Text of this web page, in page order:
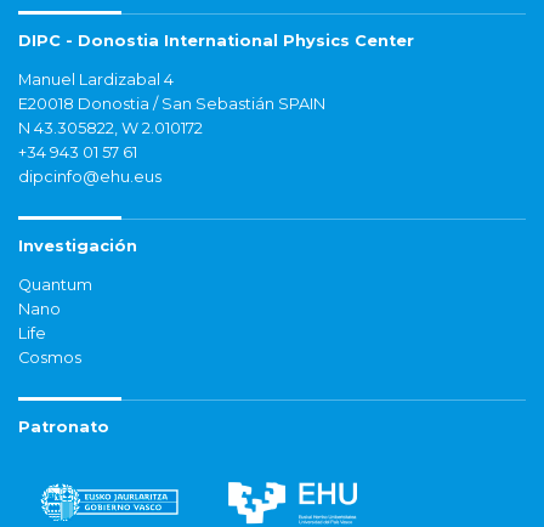
DIPC - Donostia International Physics Center
Manuel Lardizabal 4
E20018 Donostia / San Sebastián SPAIN
N 43.305822, W 2.010172
+34 943 01 57 61
dipcinfo@ehu.eus
Investigación
Quantum
Nano
Life
Cosmos
Patronato